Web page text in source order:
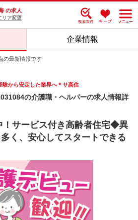
の求人
リア変更
企業情報
の最新情報です
から安定した業界へ＊サ高住
の介護職・ヘルパーの求人情報詳
！サービス付き高齢者住宅◆異
く、安心してスタートできる